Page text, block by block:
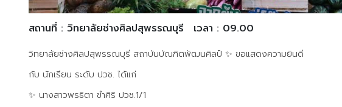
สถานที่ : วิทยาลัยช่างศิลปสุพรรณบุรี เวลา : 09.00
วิทยาลัยช่างศิลปสุพรรณบุรี สถาบันบัณฑิตพัฒนศิลป์ ✨️ ขอแสดงความยินดี
กับ นักเรียน ระดับ ปวช. ได้แก่
✨️ นางสาวพรธิตา ขำศิริ ปวช.1/1